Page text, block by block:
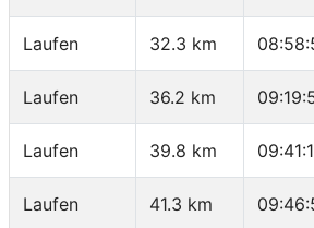
Laufen 32.3 km
Laufen 36.2 km
Laufen 39.8 km
Laufen 41.3 km